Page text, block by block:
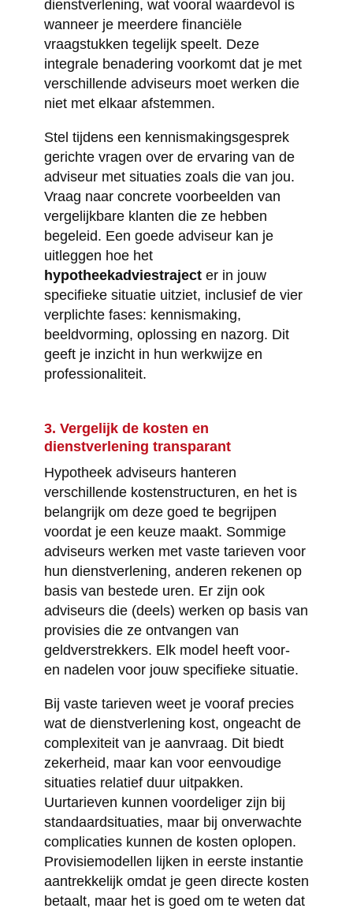
dienstverlening, wat vooral waardevol is
wanneer je meerdere financiële
vraagstukken tegelijk speelt. Deze
integrale benadering voorkomt dat je met
verschillende adviseurs moet werken die
niet met elkaar afstemmen.
Stel tijdens een kennismakingsgesprek
gerichte vragen over de ervaring van de
adviseur met situaties zoals die van jou.
Vraag naar concrete voorbeelden van
vergelijkbare klanten die ze hebben
begeleid. Een goede adviseur kan je
uitleggen hoe het
hypotheekadviestrajecter in jouw
specifieke situatie uitziet, inclusief de vier
verplichte fases: kennismaking,
beeldvorming, oplossing en nazorg. Dit
geeft je inzicht in hun werkwijze en
professionaliteit.
3. Vergelijk de kosten en
dienstverlening transparant
Hypotheek adviseurs hanteren
verschillende kostenstructuren, en het is
belangrijk om deze goed te begrijpen
voordat je een keuze maakt. Sommige
adviseurs werken met vaste tarieven voor
hun dienstverlening, anderen rekenen op
basis van bestede uren. Er zijn ook
adviseurs die (deels) werken op basis van
provisies die ze ontvangen van
geldverstrekkers. Elk model heeft voor-
en nadelen voor jouw specifieke situatie.
Bij vaste tarieven weet je vooraf precies
wat de dienstverlening kost, ongeacht de
complexiteit van je aanvraag. Dit biedt
zekerheid, maar kan voor eenvoudige
situaties relatief duur uitpakken.
Uurtarieven kunnen voordeliger zijn bij
standaardsituaties, maar bij onverwachte
complicaties kunnen de kosten oplopen.
Provisiemodellen lijken in eerste instantie
aantrekkelijk omdat je geen directe kosten
betaalt, maar het is goed om te weten dat